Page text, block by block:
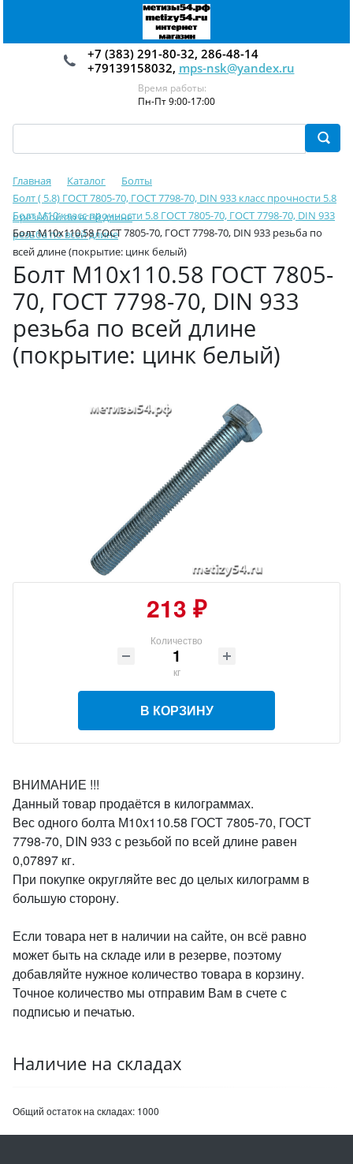
+7 (383) 291-80-32, 286-48-14
+79139158032, mps-nsk@yandex.ru
Время работы:
Пн-Пт 9:00-17:00
Главная Каталог
Болты
Болт ( 5.8) ГОСТ 7805-70, ГОСТ 7798-70, DIN 933 класс прочности 5.8
с резьбой по всей длине
Болт М10 класс прочности 5.8 ГОСТ 7805-70, ГОСТ 7798-70, DIN 933
резьба по всей длине
Болт М10х110.58 ГОСТ 7805-70, ГОСТ 7798-70, DIN 933 резьба по
всей длине (покрытие: цинк белый)
Болт М10х110.58 ГОСТ 7805-
70, ГОСТ 7798-70, DIN 933
резьба по всей длине
(покрытие: цинк белый)
213 ₽
Количество
кг
В КОРЗИНУ
ВНИМАНИЕ !!!
Данный товар продаётся в килограммах.
Вес одного болта М10х110.58 ГОСТ 7805-70, ГОСТ
7798-70, DIN 933 с резьбой по всей длине равен
0,07897 кг.
При покупке округляйте вес до целых килограмм в
большую сторону.
Если товара нет в наличии на сайте, он всё равно
может быть на складе или в резерве, поэтому
добавляйте нужное количество товара в корзину.
Точное количество мы отправим Вам в счете с
подписью и печатью.
Наличие на складах
Общий остаток на складах: 1000